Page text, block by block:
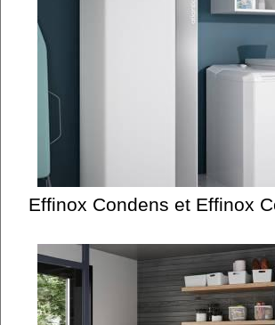
Effinox Condens et Effinox